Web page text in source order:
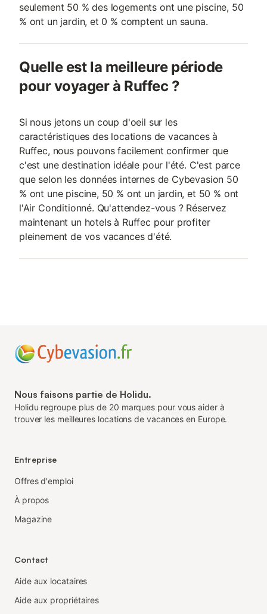
seulement 50 % des logements ont une piscine, 50
% ont un jardin, et 0 % comptent un sauna.
Quelle est la meilleure période
pour voyager à Ruffec ?
Si nous jetons un coup d'oeil sur les
caractéristiques des locations de vacances à
Ruffec, nous pouvons facilement confirmer que
c'est une destination idéale pour l'été. C'est parce
que selon les données internes de Cybevasion 50
% ont une piscine, 50 % ont un jardin, et 50 % ont
l'Air Conditionné. Qu'attendez-vous ? Réservez
maintenant un hotels à Ruffec pour profiter
pleinement de vos vacances d'été.
Nous faisons partie de Holidu.
Holidu regroupe plus de 20 marques pour vous aider à
trouver les meilleures locations de vacances en Europe.
Entreprise
Offres d'emploi
À propos
Magazine
Contact
Aide aux locataires
Aide aux propriétaires